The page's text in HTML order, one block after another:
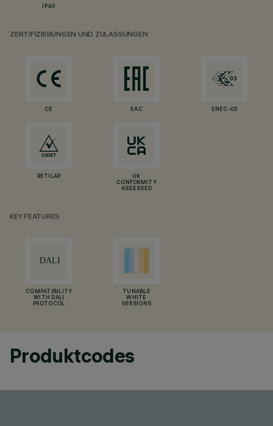
IP40
ZERTIFIZIERUNGEN UND ZULASSUNGEN
CE EAC ENEC-03
RETILAP
UK
CONFORMITY
ASSESSED
KEY FEATURES
COMPATIBILITY
WITH DALI
PROTOCOL
TUNABLE
WHITE
VERSIONS
Produktcodes